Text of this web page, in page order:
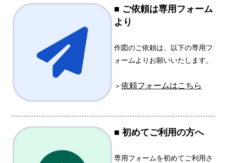
■ ご依頼は専用フォーム
より
作図のご依頼は、以下の専用フ
ォームよりお願いいたします。
＞依頼フォームはこちら
■ 初めてご利用の方へ
専用フォームを初めてご利用さ